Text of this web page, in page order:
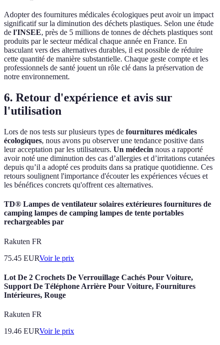
Adopter des fournitures médicales écologiques peut avoir un impact
significatif sur la diminution des déchets plastiques. Selon une étude
de l'INSEE, près de 5 millions de tonnes de déchets plastiques sont
produits par le secteur médical chaque année en France. En
basculant vers des alternatives durables, il est possible de réduire
cette quantité de manière substantielle. Chaque geste compte et les
professionnels de santé jouent un rôle clé dans la préservation de
notre environnement.
6. Retour d'expérience et avis sur
l'utilisation
Lors de nos tests sur plusieurs types de fournitures médicales
écologiques, nous avons pu observer une tendance positive dans
leur acceptation par les utilisateurs. Un médecin nous a rapporté
avoir noté une diminution des cas d’allergies et d’irritations cutanées
depuis qu’il a adopté ces produits dans sa pratique quotidienne. Ces
retours soulignent l'importance d'écouter les expériences vécues et
les bénéfices concrets qu'offrent ces alternatives.
TD® Lampes de ventilateur solaires extérieures fournitures de
camping lampes de camping lampes de tente portables
rechargeables par
Rakuten FR
75.45 EURVoir le prix
Lot De 2 Crochets De Verrouillage Cachés Pour Voiture,
Support De Téléphone Arrière Pour Voiture, Fournitures
Intérieures, Rouge
Rakuten FR
19.46 EURVoir le prix